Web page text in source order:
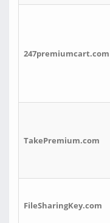
247premiumcart.com
TakePremium.com
FileSharingKey.com